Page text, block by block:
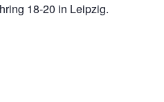
18-20 in Leipzig.